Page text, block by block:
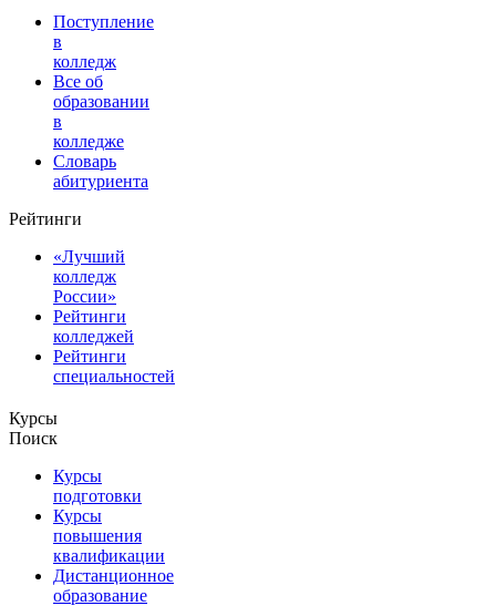
Поступление
в
колледж
Все об
образовании
в
колледже
Словарь
абитуриента
Рейтинги
«Лучший
колледж
России»
Рейтинги
колледжей
Рейтинги
специальностей
Курсы
Поиск
Курсы
подготовки
Курсы
повышения
квалификации
Дистанционное
образование